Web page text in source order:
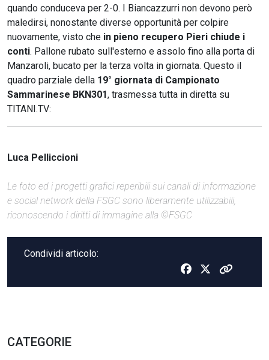
quando conduceva per 2-0. I Biancazzurri non devono però
maledirsi, nonostante diverse opportunità per colpire
nuovamente, visto che in pieno recupero Pieri chiude i
conti. Pallone rubato sull'esterno e assolo fino alla porta di
Manzaroli, bucato per la terza volta in giornata. Questo il
quadro parziale della 19° giornata di Campionato
Sammarinese BKN301, trasmessa tutta in diretta su
TITANI.TV:
Luca Pelliccioni
Le foto ed i progetti grafici reperibili sui canali di informazione
e social network della FSGC sono liberamente utilizzabili,
riconoscendo i diritti di immagine alla ©FSGC
Condividi articolo:
CATEGORIE